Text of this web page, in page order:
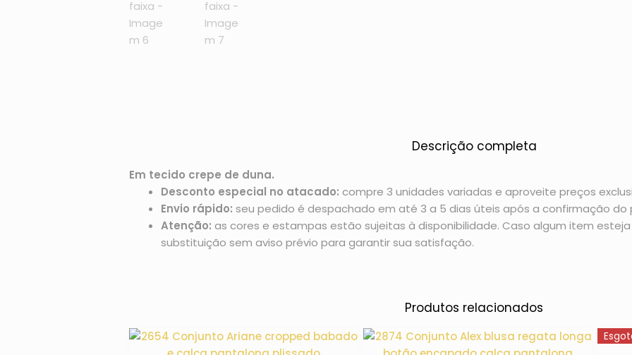
Descrição completa
Em tecido crepe de duna.
Desconto especial no atacado: compre 3 unidades variadas e aproveite preços
Envio rápido: seu pedido é despachado em até 3 a 5 dias úteis após a confirmação do
Atenção: as cores e estampas estão sujeitas à disponibilidade. Caso algum item
substituição sem aviso prévio para garantir sua satisfação.
Produtos relacionados